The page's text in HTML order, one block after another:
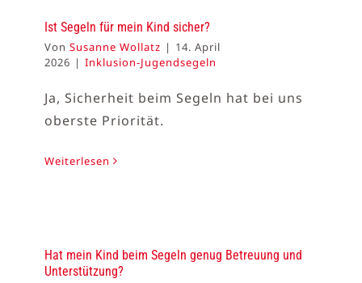
Ist Segeln für mein Kind sicher?
Von Susanne Wollatz | 14. April
2026 | Inklusion-Jugendsegeln
Ja, Sicherheit beim Segeln hat bei uns
oberste Priorität.
Weiterlesen
Hat mein Kind beim Segeln genug Betreuung und
Unterstützung?